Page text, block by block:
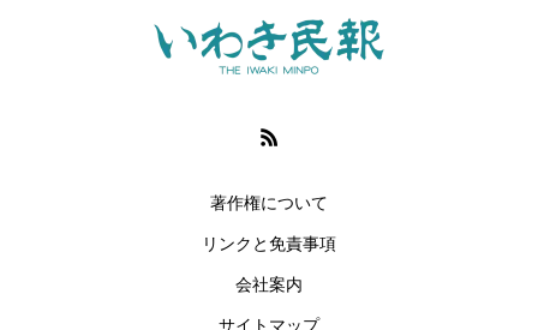
著作権について
リンクと免責事項
会社案内
サイトマップ